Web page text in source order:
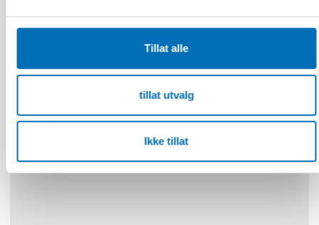
Tillat alle
tillat utvalg
Ikke tillat